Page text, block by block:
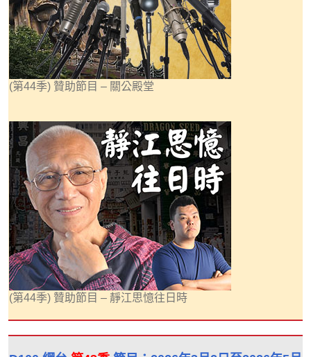
(第44季) 贊助節目 – 關公殿堂
(第44季) 贊助節目 – 靜江思憶往日時